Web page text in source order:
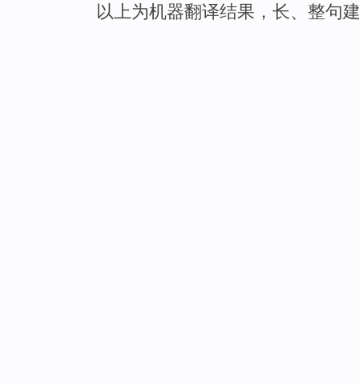
以上为机器翻译结果，长、整句